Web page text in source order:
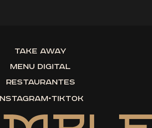
Take Away
Menu Digital
Restaurantes
•tiktok